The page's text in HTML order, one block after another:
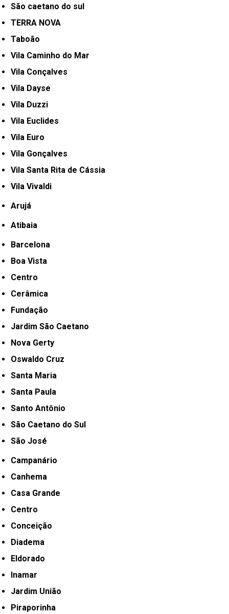
São caetano do sul
TERRA NOVA
Taboão
Vila Caminho do Mar
Vila Conçalves
Vila Dayse
Vila Duzzi
Vila Euclides
Vila Euro
Vila Gonçalves
Vila Santa Rita de Cássia
Vila Vivaldi
Arujá
Atibaia
Barcelona
Boa Vista
Centro
Cerâmica
Fundação
Jardim São Caetano
Nova Gerty
Oswaldo Cruz
Santa Maria
Santa Paula
Santo Antônio
São Caetano do Sul
São José
Campanário
Canhema
Casa Grande
Centro
Conceição
Diadema
Eldorado
Inamar
Jardim União
Piraporinha